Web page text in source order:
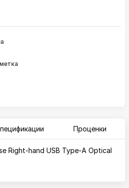
Проценки
Right-hand USB Type-A Optical